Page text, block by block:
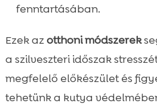
fenntartásában.
Ezek azotthoni módszerek
a szilveszteri időszak
megfelelő előkészület és
tehetünk a kutya